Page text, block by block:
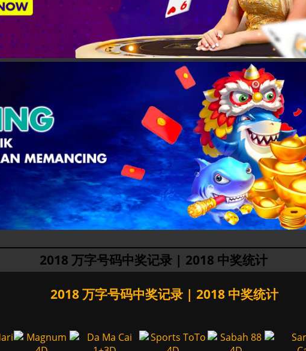
2018 万字号码中奖记录 | 2018 中奖统计
2018 万字号码中奖记录 | 2018 中奖统计